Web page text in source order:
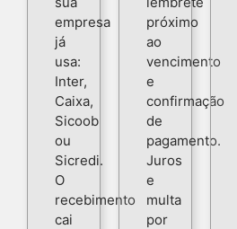
empresa
já
usa:
Inter,
Caixa,
Sicoob
ou
Sicredi.
O
recebimento
cai
próximo
ao
vencimento
e
confirmação
de
pagamento.
Juros
e
multa
por